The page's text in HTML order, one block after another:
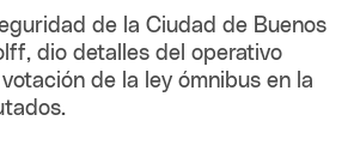
de la Ciudad de Buenos
dio detalles del operativo
de la ley ómnibus en la